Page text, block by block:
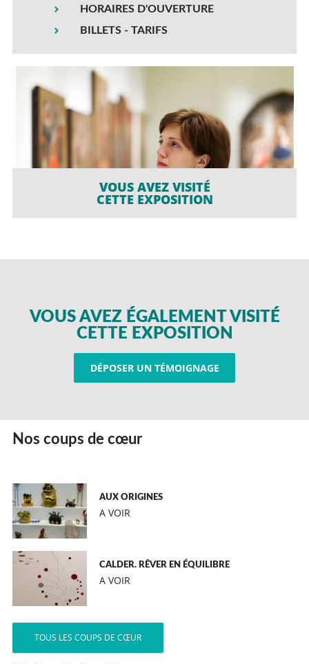
HORAIRES D'OUVERTURE
BILLETS - TARIFS
VOUS AVEZ VISITÉ
CETTE EXPOSITION
VOUS AVEZ ÉGALEMENT VISITÉ
CETTE EXPOSITION
DÉPOSER UN TÉMOIGNAGE
Nos coups de cœur
AUX ORIGINES
A VOIR
CALDER. RÊVER EN ÉQUILIBRE
A VOIR
TOUS LES COUPS DE CŒUR